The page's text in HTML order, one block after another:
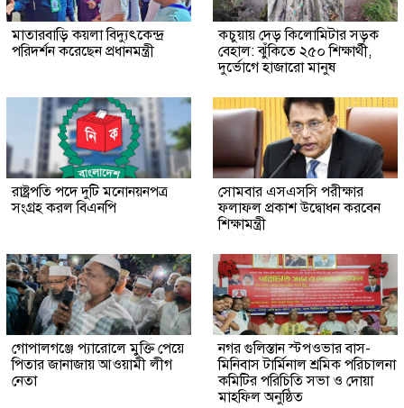
মাতারবাড়ি কয়লা বিদ্যুৎকেন্দ্র
পরিদর্শন করেছেন প্রধানমন্ত্রী
কচুয়ায় দেড় কিলোমিটার সড়ক
বেহাল: ঝুঁকিতে ২৫০ শিক্ষার্থী,
দুর্ভোগে হাজারো মানুষ
রাষ্ট্রপতি পদে দুটি মনোনয়নপত্র
সংগ্রহ করল বিএনপি
সোমবার এসএসসি পরীক্ষার
ফলাফল প্রকাশ উদ্বোধন করবেন
শিক্ষামন্ত্রী
গোপালগঞ্জে প্যারোলে মুক্তি পেয়ে
পিতার জানাজায় আওয়ামী লীগ
নেতা
নগর গুলিস্তান স্টপওভার বাস-
মিনিবাস টার্মিনাল শ্রমিক পরিচালনা
কমিটির পরিচিতি সভা ও দোয়া
মাহফিল অনুষ্ঠিত